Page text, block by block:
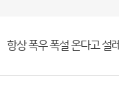
항상 폭우 폭설 온다고 설